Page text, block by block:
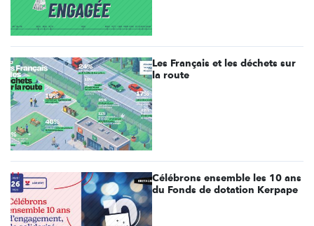
Les Français et les déchets sur
la route
Célébrons ensemble les 10 ans
du Fonds de dotation Kerpape